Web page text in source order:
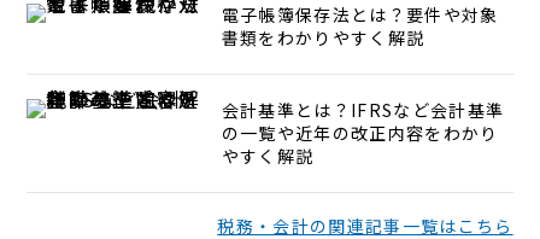
電子帳簿保存法とは？要件や対象
書類をわかりやすく解説
会計基準とは？IFRSなど会計基準
の一覧や近年の改正内容をわかり
やすく解説
税務・会計の関連記事一覧はこちら